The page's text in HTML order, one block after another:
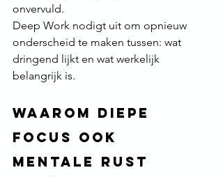
onvervuld.
Deep Work nodigt uit om opnieuw
onderscheid te maken tussen: wat
dringend lijkt en wat werkelijk
belangrijk is.
Waarom diepe
focus ook
mentale rust